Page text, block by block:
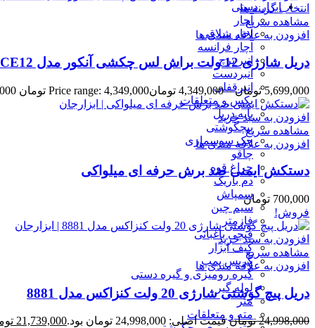
ابزار دستی
آچار
آچار شلاقی
آچار فرانسه
انبر پرچ
انبردست
انبرقفلی
بکس و متعلقات
پایه دریل
پیچگوشتی
جک سوسماری
چاقو
چراغ قوه
دم باریک
سمپاش
سیم چین
فازمتر
قیچی باغبانی
کیف ابزار
گریس پمپ
گیره رومیزی و گیره دستی
لوله گیر
متر
مته و متعلقات
انتخاب گزینه ها
مشاهده سریع
افزودن به علاقه مندی ها
دریل شارژی 12 ولت براش لس چکشی آنکور مدل DCE12
5,699,000 تومان –
4,349,000 تومانPrice range: 4,349,000 تومان through 5,699,000 تومان
افزودن به سبد خرید
مشاهده سریع
افزودن به علاقه مندی ها
دستکش ایمنی ضد برش حرفه ای میلواکی
700,000 تومان
فروش!
افزودن به سبد خرید
مشاهده سریع
افزودن به علاقه مندی ها
دریل پیچ گوشتی شارژی 20 ولت کنزاکس مدل 8881
24,998,000 تومان قیمت اصلی: 24,998,000 تومان بود. 21,739,000